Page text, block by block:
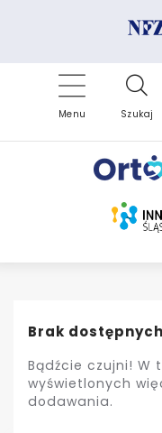
Menu Szukaj
Brak
Bądźcie czujni! W
wyświetlonych
dodawania.